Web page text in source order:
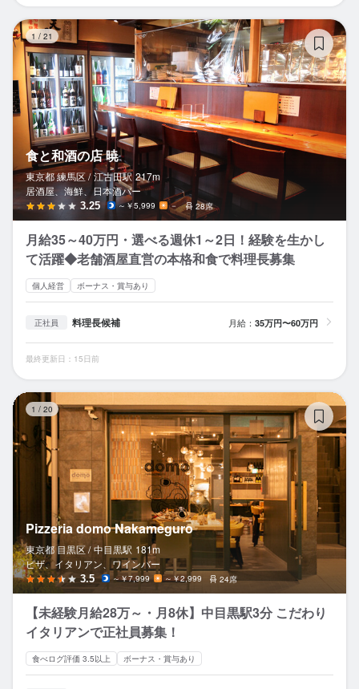
1 / 21
食と和酒の店 暁
東京都 練馬区 / 江古田駅 217m
居酒屋、海鮮、日本酒バー
3.25 ～￥5,999 － 28席
月給35～40万円・選べる週休1～2日！経験を生かし
て活躍◆老舗酒屋直営の本格和食で料理長募集
個人経営 ボーナス・賞与あり
正社員 料理長候補 月給： 35万円〜60万円
最終更新日：15日前
1 / 20
Pizzeria domo Nakameguro
東京都 目黒区 / 中目黒駅 181m
ピザ、イタリアン、ワインバー
3.5 ～￥7,999 ～￥2,999 24席
【未経験月給28万～・月8休】中目黒駅3分 こだわり
イタリアンで正社員募集！
食べログ評価 3.5以上 ボーナス・賞与あり